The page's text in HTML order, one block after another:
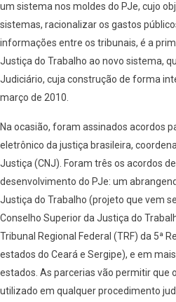
um sistema nos moldes do PJe, cujo
sistemas, racionalizar os gastos
informações entre os tribunais, é a
Justiça do Trabalho ao novo sistema,
Judiciário, cuja construção de forma
março de 2010.
Na ocasião, foram assinados acordos
eletrônico da justiça brasileira,
Justiça (CNJ). Foram três os acordos
desenvolvimento do PJe: um
Justiça do Trabalho (projeto que vem
Conselho Superior da Justiça do
Tribunal Regional Federal (TRF) da 5ª
estados do Ceará e Sergipe), e em
estados. As parcerias vão permitir que
utilizado em qualquer procedimento